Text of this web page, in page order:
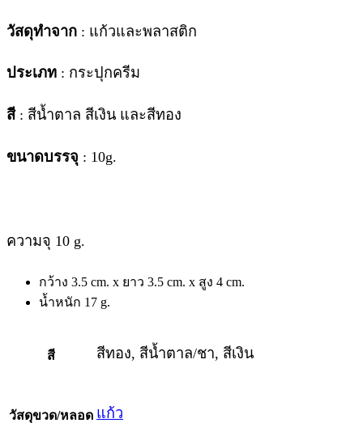
วัสดุทำจาก : แก้วและพลาสติก
ประเภท : กระปุกครีม
สี: สีน้ำตาล สีเงิน และสีทอง
ขนาดบรรจุ : 10g.
ความจุ 10 g.
กว้าง 3.5 cm. x ยาว 3.5 cm. x สูง 4 cm.
น้ำหนัก 17 g.
สี สีทอง, สีน้ำตาล/ชา, สีเงิน
วัสดุขวด/หลอด แก้ว